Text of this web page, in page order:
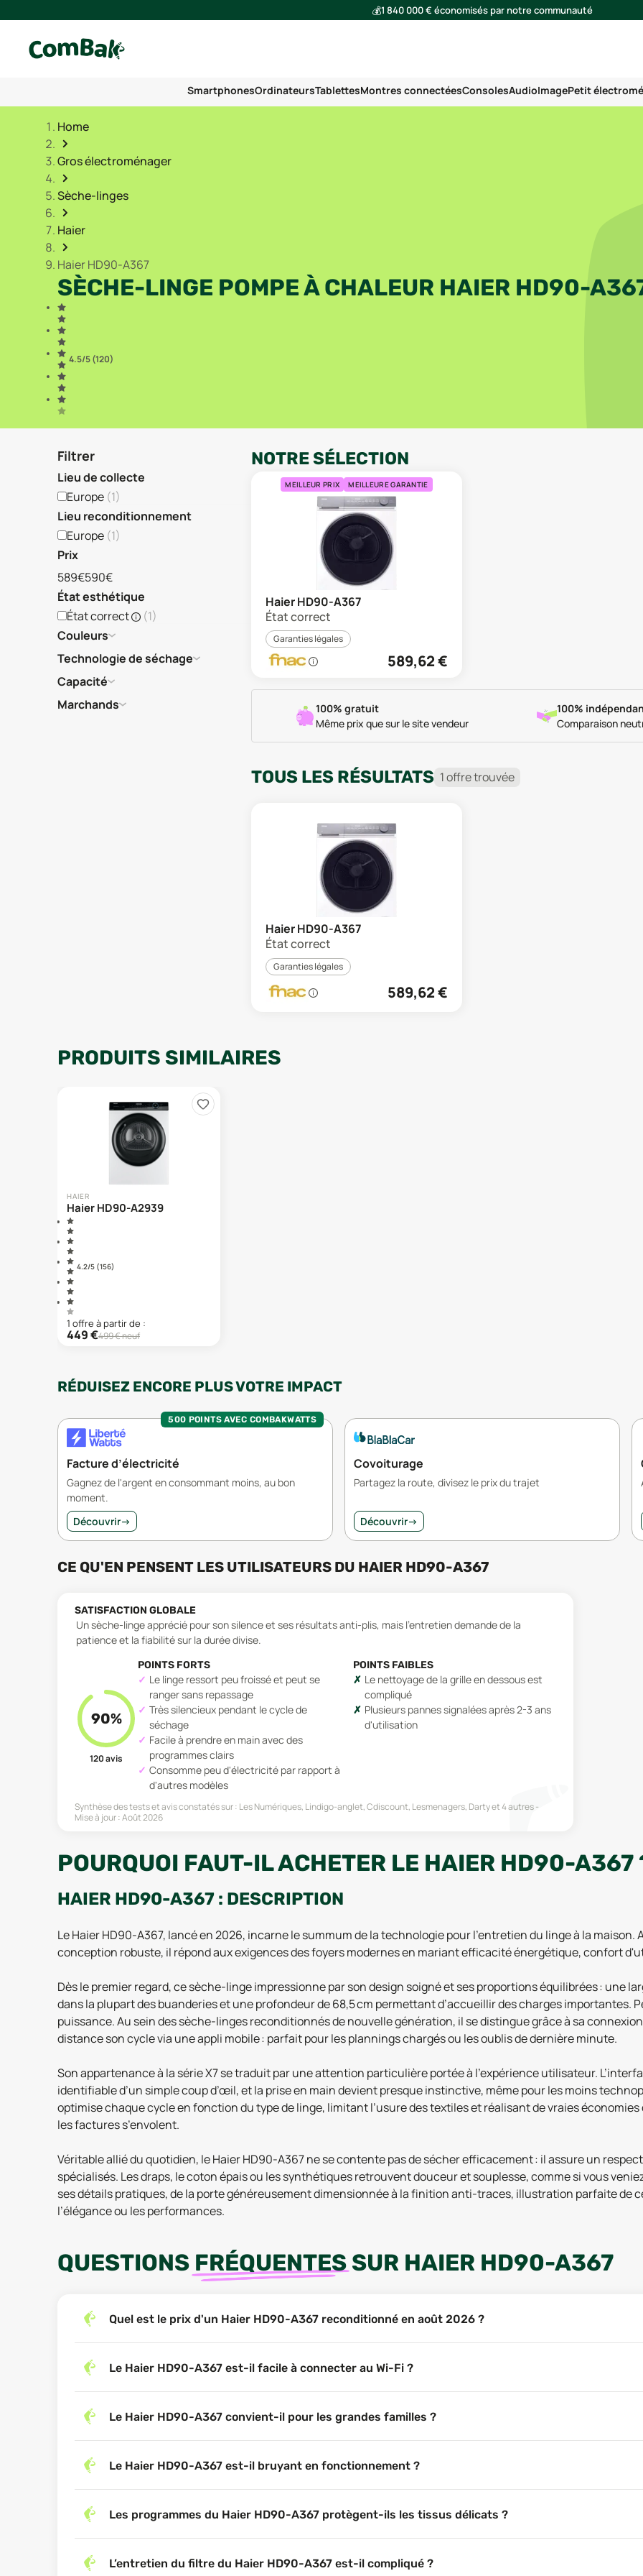
💰1 840 000 € économisés par notre communauté
SmartphonesOrdinateursTablettesMontres connectéesConsolesAudioImagePetit
Home
Gros électroménager
Sèche-linges
Haier
Haier HD90-A367
SÈCHE-LINGE POMPE À CHALEUR HAIER HD90-
4.5/5 (120)
Filtrer
Lieu de collecte
Europe (1)
Lieu reconditionnement
Europe (1)
Prix
589€590€
État esthétique
État correct
(1)
Couleurs
Technologie de séchage
Capacité
Marchands
NOTRE SÉLECTION
MEILLEUR PRIX MEILLEURE GARANTIE
Haier HD90-A367
État correct
Garanties légales
589,62€
100% gratuit
Même prix que sur le site vendeur
100%
Comparaison
TOUS LES RÉSULTATS 1offretrouvée
Haier HD90-A367
État correct
Garanties légales
589,62€
PRODUITS SIMILAIRES
HAIER
Haier HD90-A2939
4.2/5 (156)
1 offre à partir de :
449€499€ neuf
RÉDUISEZ ENCORE PLUS VOTRE IMPACT
500 POINTS AVEC COMBAKWATTS
Facture d’électricité
Gagnez de l'argent en consommant moins, au bon
moment.
Découvrir→
Covoiturage
Partagez la route, divisez le prix du trajet
Découvrir→
CE QU'EN PENSENT LES UTILISATEURS DU HAIER HD90-A367
SATISFACTION GLOBALE
Un sèche-linge apprécié pour son silence et ses résultats anti-plis, mais l'entretien demande de la
patience et la fiabilité sur la durée divise.
90%
120avis
POINTS FORTS
Le linge ressort peu froissé et peut se
ranger sans repassage
Très silencieux pendant le cycle de
séchage
Facile à prendre en main avec des
programmes clairs
Consomme peu d'électricité par rapport à
d'autres modèles
POINTS FAIBLES
Le nettoyage de la grille en dessous est
compliqué
Plusieurs pannes signalées après 2-3 ans
d'utilisation
Synthèse des tests et avis constatés sur : Les Numériques, Lindigo-anglet, Cdiscount, Lesmenagers, Dartyet 4 autres
Mise à jour :Août 2026
POURQUOI FAUT-IL ACHETER LE HAIER HD90-A367
HAIER HD90-A367 : DESCRIPTION
Le Haier HD90-A367, lancé en 2026, incarne le summum de la technologie pour l’entretien du linge à la
conception robuste, il répond aux exigences des foyers modernes en mariant efficacité énergétique, confort
Dès le premier regard, ce sèche-linge impressionne par son design soigné et ses proportions équilibrées : une
dans la plupart des buanderies et une profondeur de 68,5 cm permettant d’accueillir des charges importantes.
puissance. Au sein des sèche-linges reconditionnés de nouvelle génération, il se distingue grâce à sa
distance son cycle via une appli mobile : parfait pour les plannings chargés ou les oublis de dernière minute.
Son appartenance à la série X7 se traduit par une attention particulière portée à l’expérience utilisateur.
identifiable d’un simple coup d’œil, et la prise en main devient presque instinctive, même pour les moins
optimise chaque cycle en fonction du type de linge, limitant l’usure des textiles et réalisant de vraies
les factures s’envolent.
Véritable allié du quotidien, le Haier HD90-A367 ne se contente pas de sécher efficacement : il assure un
spécialisés. Les draps, le coton épais ou les synthétiques retrouvent douceur et souplesse, comme si vous
ses détails pratiques, de la porte généreusement dimensionnée à la finition anti-traces, illustration parfaite de
l’élégance ou les performances.
QUESTIONS FRÉQUENTES SUR HAIER HD90-A367
Quel est le prix d'un Haier HD90-A367 reconditionné en août 2026 ?
Le Haier HD90-A367 est-il facile à connecter au Wi-Fi ?
Le Haier HD90-A367 convient-il pour les grandes familles ?
Le Haier HD90-A367 est-il bruyant en fonctionnement ?
Les programmes du Haier HD90-A367 protègent-ils les tissus délicats ?
L’entretien du filtre du Haier HD90-A367 est-il compliqué ?